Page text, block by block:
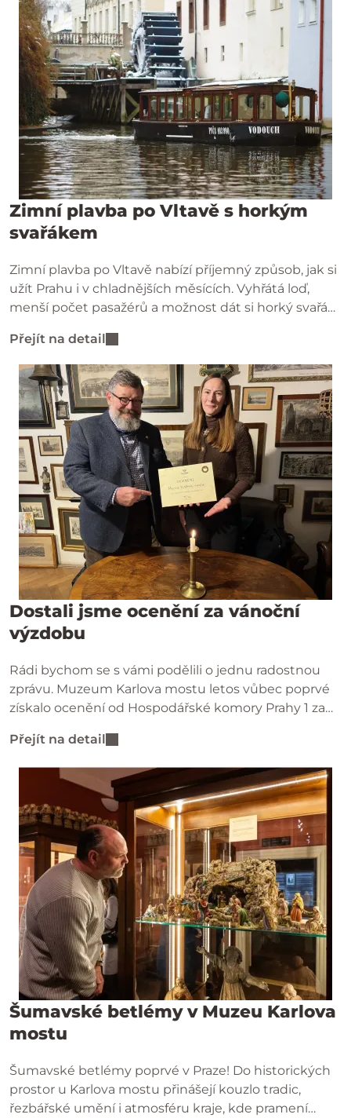
Zimní plavba po Vltavě s horkým
svařákem
Zimní plavba po Vltavě nabízí příjemný způsob, jak si
užít Prahu i v chladnějších měsících. Vyhřátá loď,
menší počet pasažérů a možnost dát si horký svařák
Přejít na detail
Dostali jsme ocenění za vánoční
výzdobu
Rádi bychom se s vámi podělili o jednu radostnou
zprávu. Muzeum Karlova mostu letos vůbec poprvé
získalo ocenění od Hospodářské komory Prahy 1 za
Přejít na detail
Šumavské betlémy v Muzeu Karlova
mostu
Šumavské betlémy poprvé v Praze! Do historických
prostor u Karlova mostu přinášejí kouzlo tradic,
řezbářské umění i atmosféru kraje, kde pramení